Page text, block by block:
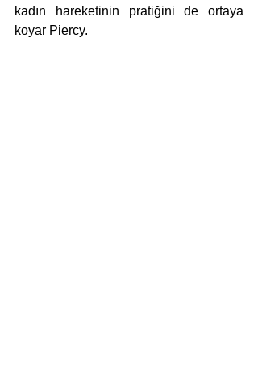
kadın hareketinin pratiğini de ortaya
koyar Piercy.